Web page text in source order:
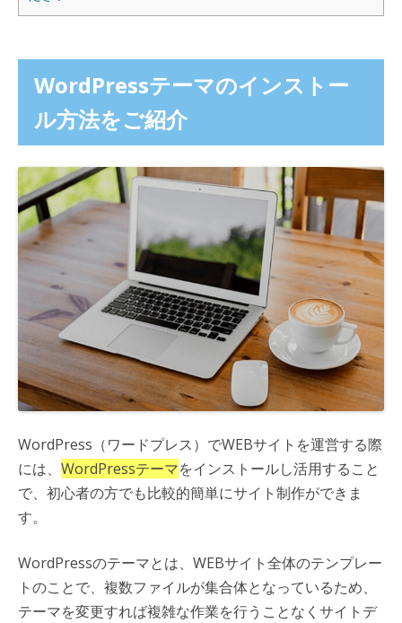
WordPressテーマのインストー
ル方法をご紹介
WordPress（ワードプレス）でWEBサイトを運営する際
には、 WordPressテーマをインストールし活用すること
で、初心者の方でも比較的簡単にサイト制作ができま
す。
WordPressのテーマとは、WEBサイト全体のテンプレー
トのことで、複数ファイルが集合体となっているため、
テーマを変更すれば複雑な作業を行うことなくサイトデ